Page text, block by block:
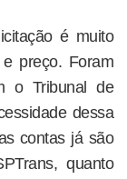
é muito
preço. Foram
o Tribunal de
dessa
contas já são
quanto